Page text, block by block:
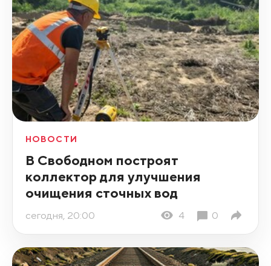
НОВОСТИ
В Свободном построят
коллектор для улучшения
очищения сточных вод
сегодня, 20:00 4 0